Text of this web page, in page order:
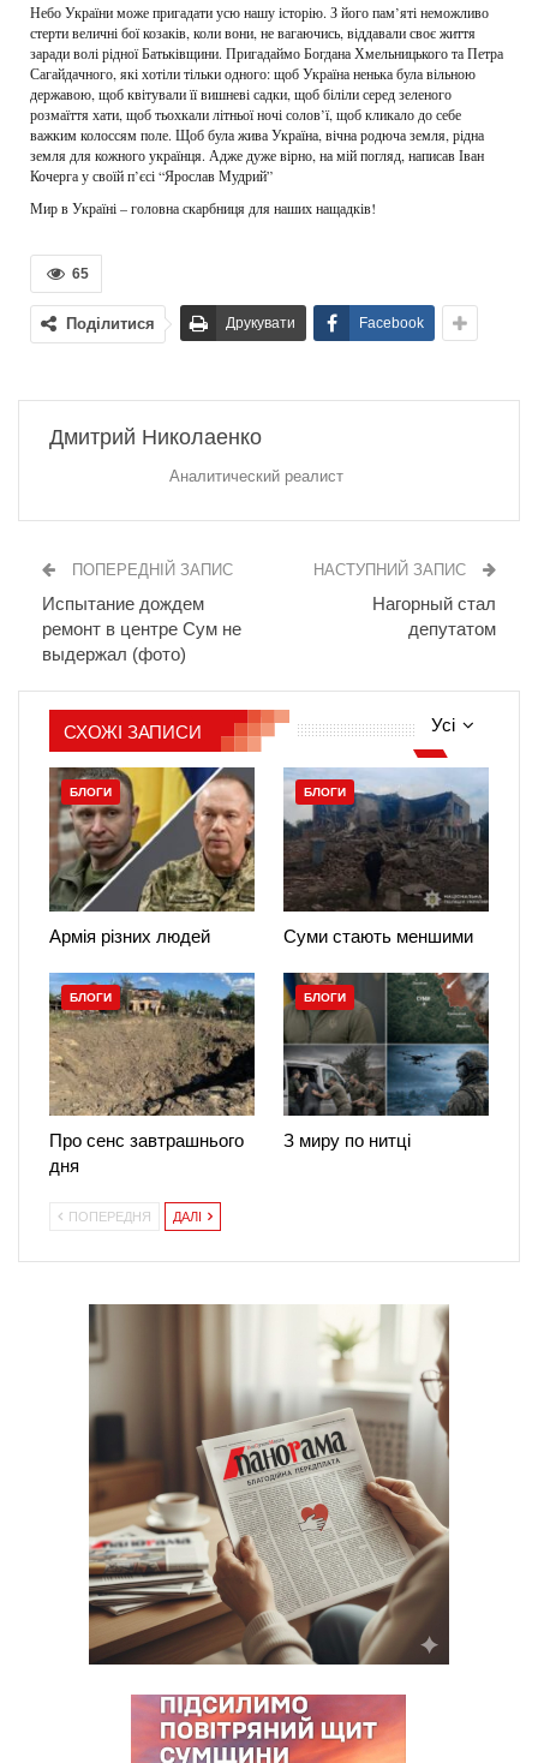
Небо України може пригадати усю нашу історію. З його пам’яті неможливо
стерти величні бої козаків, коли вони, не вагаючись, віддавали своє життя
заради волі рідної Батьківщини. Пригадаймо Богдана Хмельницького та Петра
Сагайдачного, які хотіли тільки одного: щоб Україна ненька була вільною
державою, щоб квітували її вишневі садки, щоб біліли серед зеленого
розмаїття хати, щоб тьохкали літньої ночі солов’ї, щоб кликало до себе
важким колоссям поле. Щоб була жива Україна, вічна родюча земля, рідна
земля для кожного українця. Адже дуже вірно, на мій погляд, написав Іван
Кочерга у своїй п’єсі “Ярослав Мудрий”
Мир в Україні – головна скарбниця для наших нащадків!
65
Поділитися Друкувати Facebook
Дмитрий Николаенко
Аналитический реалист
ПОПЕРЕДНІЙ ЗАПИС
Испытание дождем
ремонт в центре Сум не
выдержал (фото)
НАСТУПНИЙ ЗАПИС
Нагорный стал
депутатом
Усі
СХОЖІ ЗАПИСИ
БЛОГИ
Армія різних людей
БЛОГИ
Суми стають меншими
БЛОГИ
Про сенс завтрашнього
дня
БЛОГИ
З миру по нитці
ПОПЕРЕДНЯ ДАЛІ